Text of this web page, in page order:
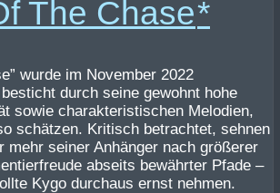
The Chase
wurde im November 2022
durch seine gewohnt hohe
sowie charakteristischen Melodien,
schätzen. Kritisch betrachtet, sehnen
mehr seiner Anhänger nach größerer
abseits bewährter Pfade –
Kygo durchaus ernst nehmen.